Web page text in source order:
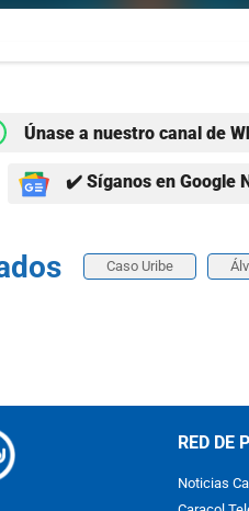
Únase a nuestro canal de
✔️ Síganos en Google
Caso Uribe
RED DE
Noticias